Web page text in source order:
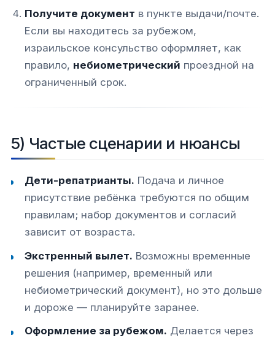
Получите документ в пункте выдачи/почте.
Если вы находитесь за рубежом,
израильское консульство оформляет, как
правило, небиометрический проездной на
ограниченный срок.
5) Частые сценарии и нюансы
Дети-репатрианты. Подача и личное
присутствие ребёнка требуются по общим
правилам; набор документов и согласий
зависит от возраста.
Экстренный вылет. Возможны временные
решения (например, временный или
небиометрический документ), но это дольше
и дороже — планируйте заранее.
Оформление за рубежом. Делается через